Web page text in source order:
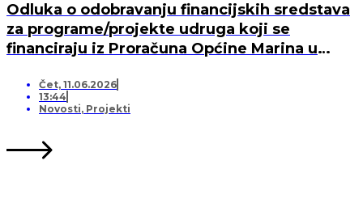
Odluka o odobravanju financijskih sredstava
za programe/projekte udruga koji se
financiraju iz Proračuna Općine Marina u
Čet, 11.06.2026
13:44
Novosti, Projekti